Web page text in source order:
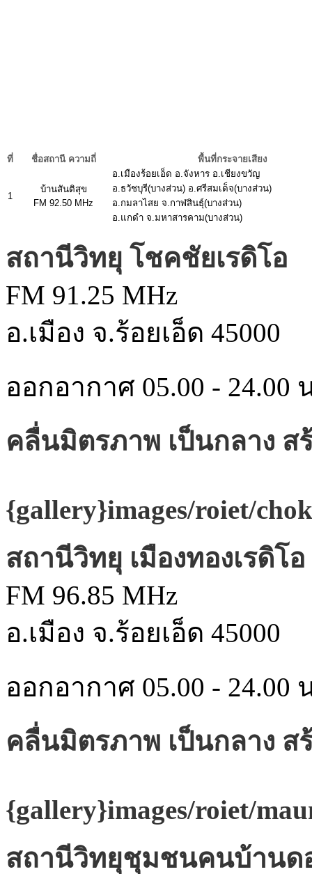
ที่ ชื่อสถานี ความถี่ พื้นที่กระจายเสียง
1
บ้านสันติสุข
FM 92.50 MHz
อ.เมืองร้อยเอ็ด อ.จังหาร อ.เชียงขวัญ
อ.ธวัชบุรี(บางส่วน) อ.ศรีสมเด็จ(บางส่วน)
อ.กมลาไสย จ.กาฬสินธุ์(บางส่วน)
อ.แกดำ จ.มหาสารคาม(บางส่วน)
สถานีวิทยุ โชคชัยเรดิโอ
FM 91.25 MHz
อ.เมือง จ.ร้อยเอ็ด 45000
ออกอากาศ 05.00 - 24.00
คลื่นมิตรภาพ เป็นกลาง
{gallery}images/roiet/
สถานีวิทยุ เมืองทองเรดิโอ
FM 96.85 MHz
อ.เมือง จ.ร้อยเอ็ด 45000
ออกอากาศ 05.00 - 24.00
คลื่นมิตรภาพ เป็นกลาง
{gallery}images/roiet/
สถานีวิทยุชุมชนคนบ้านด